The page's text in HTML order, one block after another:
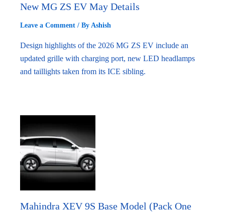
New MG ZS EV May Details
Leave a Comment / By Ashish
Design highlights of the 2026 MG ZS EV include an
updated grille with charging port, new LED headlamps
and taillights taken from its ICE sibling.
Mahindra XEV 9S Base Model (Pack One